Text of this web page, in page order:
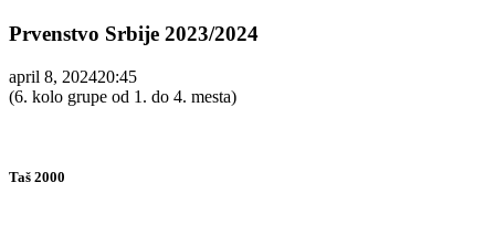
Prvenstvo Srbije 2023/2024
april 8, 202420:45
(6. kolo grupe od 1. do 4. mesta)
Taš 2000